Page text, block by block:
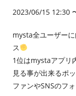
2023/06/15 12:30
mysta全ユーザー
ス
1位はmystaアプリ
見る事が出来るポ
ファンやSNSのフ